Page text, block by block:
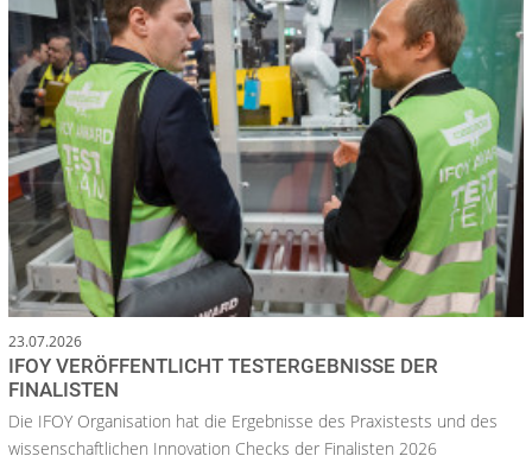
23.07.2026
IFOY VERÖFFENTLICHT TESTERGEBNISSE DER
FINALISTEN
Die IFOY Organisation hat die Ergebnisse des Praxistests und des
wissenschaftlichen Innovation Checks der Finalisten 2026